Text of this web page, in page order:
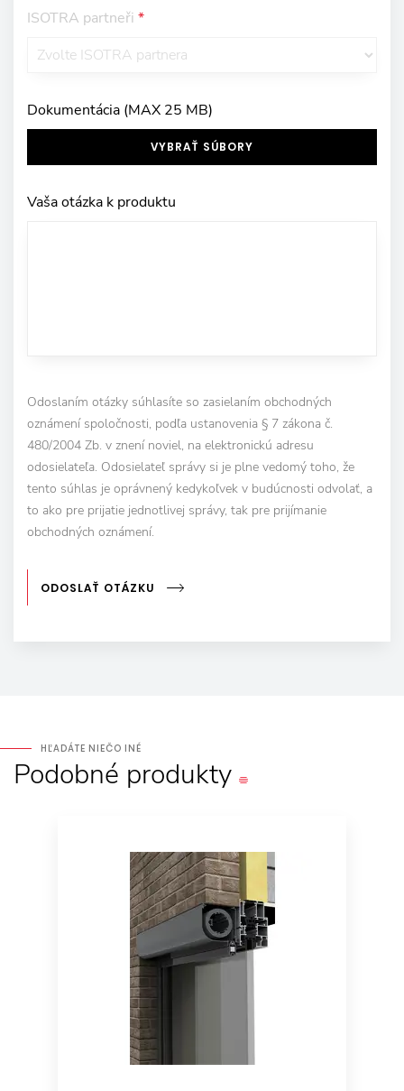
ISOTRA partneři *
Dokumentácia (MAX 25 MB)
VYBRAŤ SÚBORY
Vaša otázka k produktu
Odoslaním otázky súhlasíte so zasielaním obchodných
oznámení spoločnosti, podľa ustanovenia § 7 zákona č.
480/2004 Zb. v znení noviel, na elektronickú adresu
odosielateľa. Odosielateľ správy si je plne vedomý toho, že
tento súhlas je oprávnený kedykoľvek v budúcnosti odvolať, a
to ako pre prijatie jednotlivej správy, tak pre prijímanie
obchodných oznámení.
ODOSLAŤ OTÁZKU
HĽADÁTE NIEČO INÉ
Podobné produkty